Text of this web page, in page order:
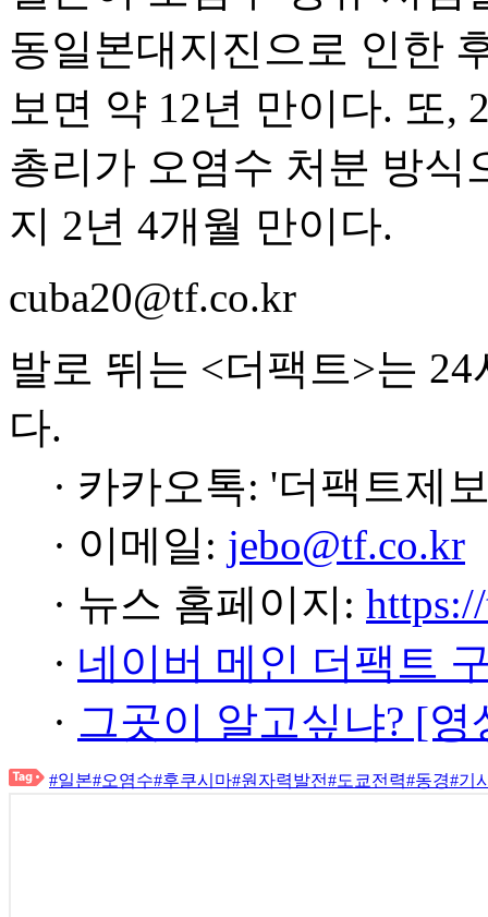
동일본대지진으로 인한
보면 약 12년 만이다. 또,
총리가 오염수 처분 방식
지 2년 4개월 만이다.
cuba20@tf.co.kr
발로 뛰는 <더팩트>는
다.
· 카카오톡: '더팩트제
· 이메일: jebo@tf.co.kr
· 뉴스 홈페이지:
· 네이버 메인 더팩트
· 그곳이 알고싶냐? [
#일본#오염수#후쿠시마#원자력발전#도쿄전력#동경#기